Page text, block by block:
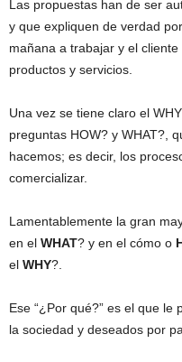
Las propuestas han de ser
y que expliquen de verdad
mañana a trabajar y el
productos y servicios.
Una vez se tiene claro el
preguntas HOW? y WHAT?,
hacemos; es decir, los
comercializar.
Lamentablemente la gran
en el WHAT? y en el cómo o
el WHY?.
Ese “¿Por qué?” es el que
la sociedad y deseados por